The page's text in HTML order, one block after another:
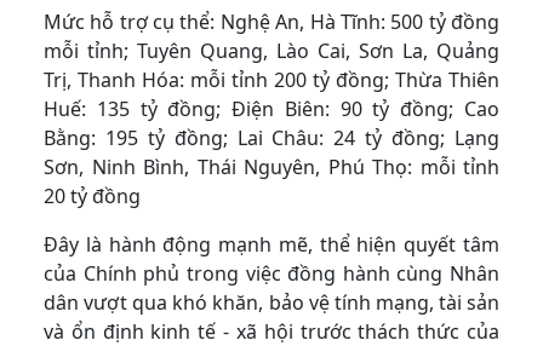
Mức hỗ trợ cụ thể: Nghệ An, Hà Tĩnh: 500 tỷ đồng
mỗi tỉnh; Tuyên Quang, Lào Cai, Sơn La, Quảng
Trị, Thanh Hóa: mỗi tỉnh 200 tỷ đồng; Thừa Thiên
Huế: 135 tỷ đồng; Điện Biên: 90 tỷ đồng; Cao
Bằng: 195 tỷ đồng; Lai Châu: 24 tỷ đồng; Lạng
Sơn, Ninh Bình, Thái Nguyên, Phú Thọ: mỗi tỉnh
20 tỷ đồng
Đây là hành động mạnh mẽ, thể hiện quyết tâm
của Chính phủ trong việc đồng hành cùng Nhân
dân vượt qua khó khăn, bảo vệ tính mạng, tài sản
và ổn định kinh tế - xã hội trước thách thức của